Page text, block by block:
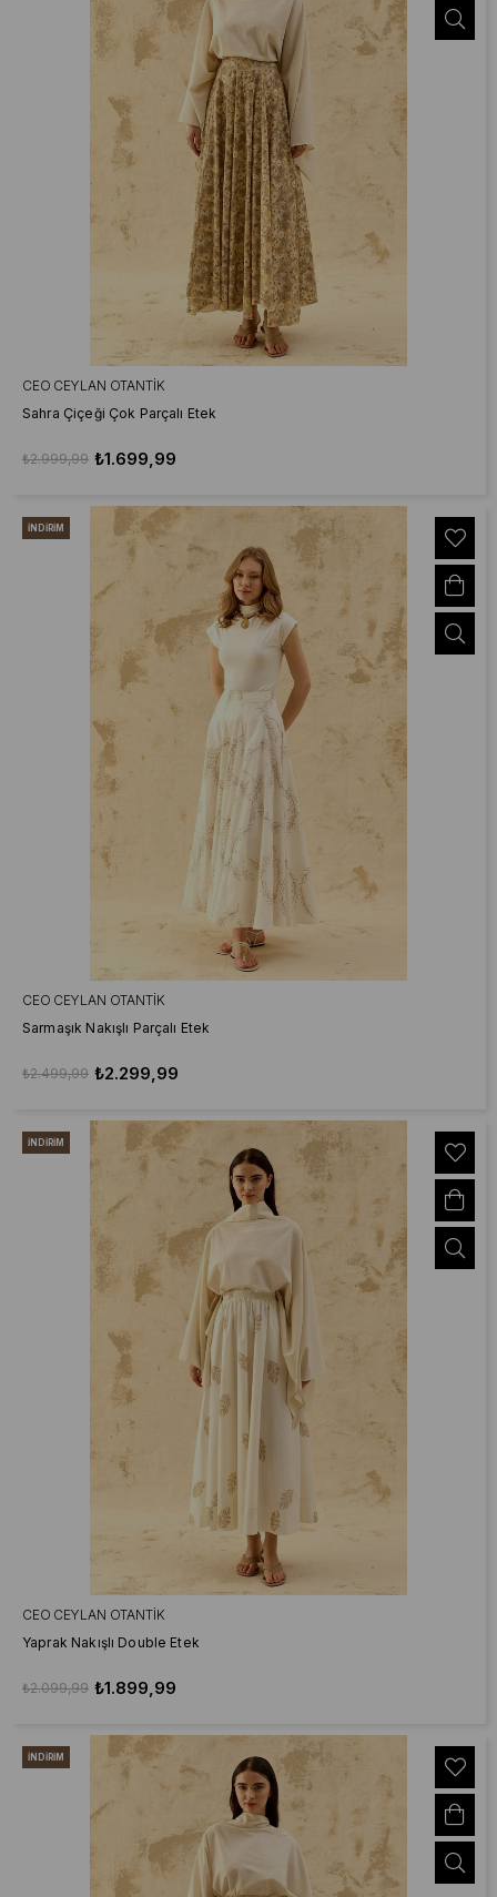
CEO CEYLAN OTANTIK
Sahra Çiçeği Çok Parçalı Etek
₺1.699,99
₺2.999,99
CEO CEYLAN OTANTIK
Sarmaşık Nakışlı Parçalı Etek
₺2.299,99
₺2.499,99
İNDIRIM
CEO CEYLAN OTANTIK
Yaprak Nakışlı Double Etek
₺1.899,99
₺2.099,99
İNDIRIM
İNDIRIM